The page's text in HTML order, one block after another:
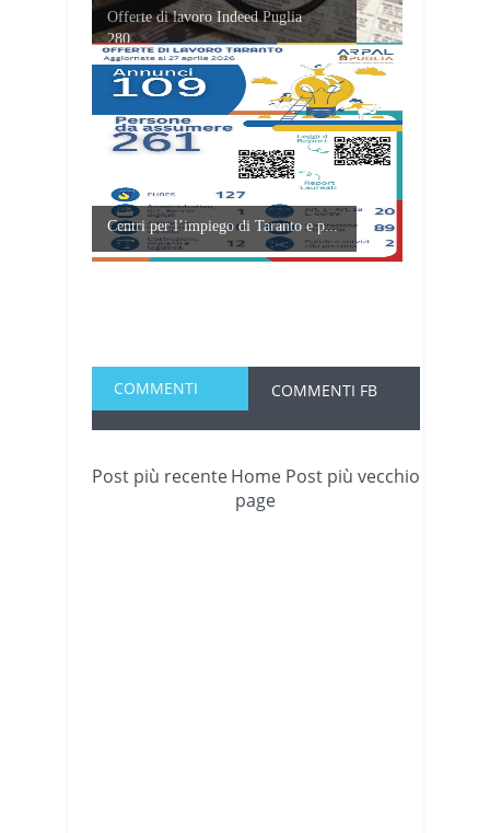
Offerte di lavoro Indeed Puglia
280...
Centri per l’impiego di Taranto e p...
COMMENTI COMMENTI FB
Post più recente Post più vecchio
Home
page